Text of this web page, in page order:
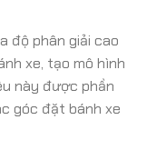
độ phân giải cao
xe, tạo mô hình
này được phần
góc đặt bánh xe